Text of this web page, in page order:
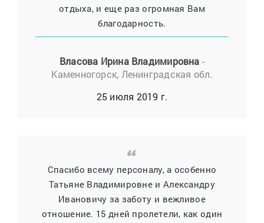
отдыха, и еще раз огромная Вам
благодарность.
Власова Ирина Владимировна -
Каменногорск, Ленинградская обл.
25 июля 2019 г.
Спасибо всему персоналу, а особенно
Татьяне Владимировне и Александру
Ивановичу за заботу и вежливое
отношение. 15 дней пролетели, как один